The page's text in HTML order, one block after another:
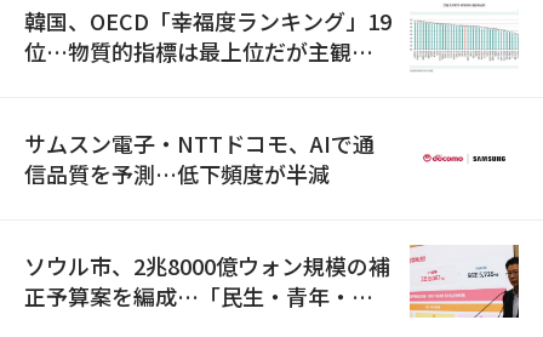
韓国、OECD「幸福度ランキング」19
位…物質的指標は最上位だが主観的
サムスン電子・NTTドコモ、AIで通
信品質を予測…低下頻度が半減
ソウル市、2兆8000億ウォン規模の補
正予算案を編成…「民生・青年・安